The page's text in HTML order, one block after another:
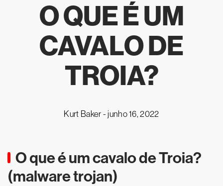
O QUE É UM
CAVALO DE
TROIA?
Kurt Baker - junho 16, 2022
O que é um cavalo de Troia?
(malware trojan)